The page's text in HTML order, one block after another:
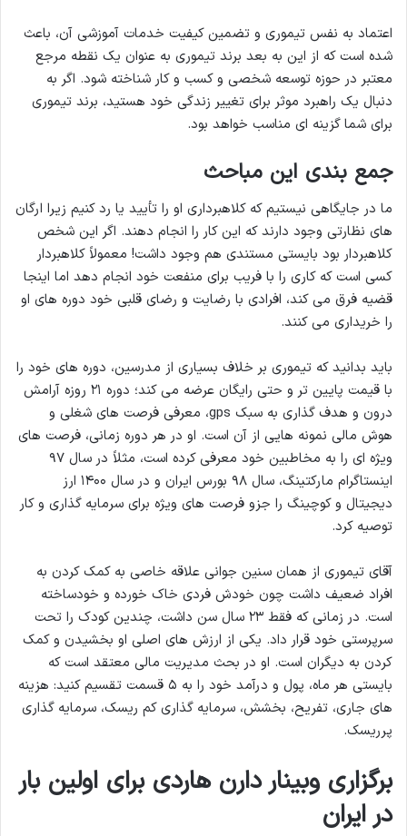
اعتماد به نفس تیموری و تضمین کیفیت خدمات آموزشی آن، باعث
شده است که از این به بعد برند تیموری به عنوان یک نقطه مرجع
معتبر در حوزه توسعه شخصی و کسب و کار شناخته شود. اگر به
دنبال یک راهبرد موثر برای تغییر زندگی خود هستید، برند تیموری
برای شما گزینه ای مناسب خواهد بود.
جمع بندی این مباحث
ما در جایگاهی نیستیم که کلاهبرداری او را تأیید یا رد کنیم زیرا ارگان
های نظارتی وجود دارند که این کار را انجام دهند. اگر این شخص
کلاهبردار بود بایستی مستندی هم وجود داشت! معمولاً کلاهبردار
کسی است که کاری را با فریب برای منفعت خود انجام دهد اما اینجا
قضیه فرق می کند، افرادی با رضایت و رضای قلبی خود دوره های او
را خریداری می کنند.
باید بدانید که تیموری بر خلاف بسیاری از مدرسین، دوره های خود را
با قیمت پایین تر و حتی رایگان عرضه می کند؛ دوره ۲۱ روزه آرامش
درون و هدف گذاری به سبک gps، معرفی فرصت های شغلی و
هوش مالی نمونه هایی از آن است. او در هر دوره زمانی، فرصت های
ویژه ای را به مخاطبین خود معرفی کرده است، مثلاً در سال ۹۷
اینستاگرام مارکتینگ، سال ۹۸ بورس ایران و در سال ۱۴۰۰ ارز
دیجیتال و کوچینگ را جزو فرصت های ویژه برای سرمایه گذاری و کار
توصیه کرد.
آقای تیموری از همان سنین جوانی علاقه خاصی به کمک کردن به
افراد ضعیف داشت چون خودش فردی خاک خورده و خودساخته
است. در زمانی که فقط ۲۳ سال سن داشت، چندین کودک را تحت
سرپرستی خود قرار داد. یکی از ارزش های اصلی او بخشیدن و کمک
کردن به دیگران است. او در بحث مدیریت مالی معتقد است که
بایستی هر ماه، پول و درآمد خود را به ۵ قسمت تقسیم کنید: هزینه
های جاری، تفریح، بخشش، سرمایه گذاری کم ریسک، سرمایه گذاری
پرریسک.
برگزاری وبینار دارن هاردی برای اولین بار
در ایران